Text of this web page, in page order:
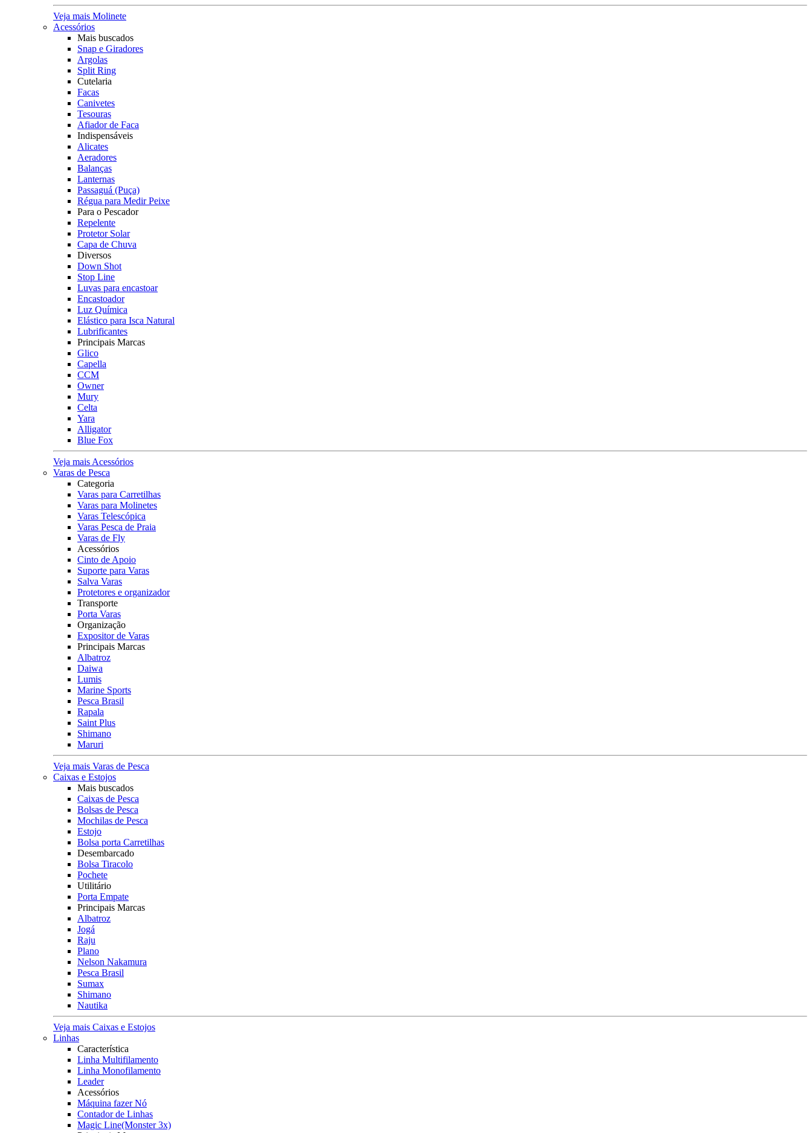
Veja mais Molinete
Acessórios
Mais buscados
Snap e Giradores
Argolas
Split Ring
Cutelaria
Facas
Canivetes
Tesouras
Afiador de Faca
Indispensáveis
Alicates
Aeradores
Balanças
Lanternas
Passaguá (Puça)
Régua para Medir Peixe
Para o Pescador
Repelente
Protetor Solar
Capa de Chuva
Diversos
Down Shot
Stop Line
Luvas para encastoar
Encastoador
Luz Química
Elástico para Isca Natural
Lubrificantes
Principais Marcas
Glico
Capella
CCM
Owner
Mury
Celta
Yara
Alligator
Blue Fox
Veja mais Acessórios
Varas de Pesca
Categoria
Varas para Carretilhas
Varas para Molinetes
Varas Telescópica
Varas Pesca de Praia
Varas de Fly
Acessórios
Cinto de Apoio
Suporte para Varas
Salva Varas
Protetores e organizador
Transporte
Porta Varas
Organização
Expositor de Varas
Principais Marcas
Albatroz
Daiwa
Lumis
Marine Sports
Pesca Brasil
Rapala
Saint Plus
Shimano
Maruri
Veja mais Varas de Pesca
Caixas e Estojos
Mais buscados
Caixas de Pesca
Bolsas de Pesca
Mochilas de Pesca
Estojo
Bolsa porta Carretilhas
Desembarcado
Bolsa Tiracolo
Pochete
Utilitário
Porta Empate
Principais Marcas
Albatroz
Jogá
Raju
Plano
Nelson Nakamura
Pesca Brasil
Sumax
Shimano
Nautika
Veja mais Caixas e Estojos
Linhas
Característica
Linha Multifilamento
Linha Monofilamento
Leader
Acessórios
Máquina fazer Nó
Contador de Linhas
Magic Line(Monster 3x)